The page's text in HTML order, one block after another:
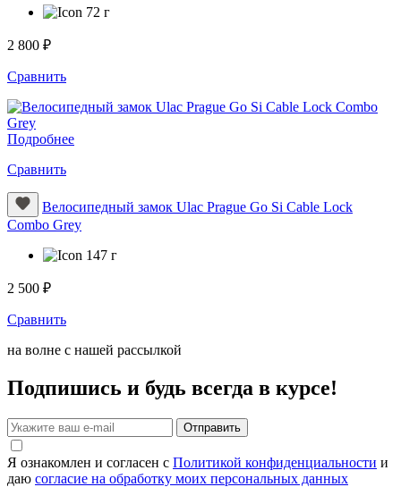
72 г
2 800 ₽
Сравнить
Подробнее
Сравнить
Велосипедный замок Ulac Prague Go Si Cable Lock
Combo Grey
147 г
2 500 ₽
Сравнить
на волне с нашей рассылкой
Подпишись и будь всегда в курсе!
Отправить
Я ознакомлен и согласен с Политикой конфиденциальности и
даю согласие на обработку моих персональных данных